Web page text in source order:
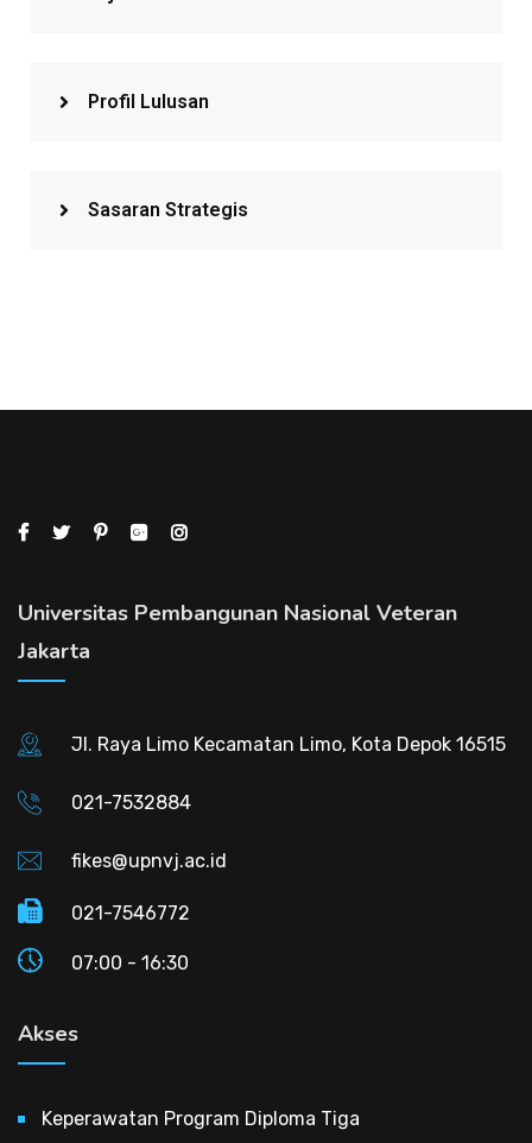
Profil Lulusan
Sasaran Strategis
Universitas Pembangunan Nasional Veteran
Jakarta
Jl. Raya Limo Kecamatan Limo, Kota Depok 16515
021-7532884
fikes@upnvj.ac.id
021-7546772
07:00 - 16:30
Akses
Keperawatan Program Diploma Tiga